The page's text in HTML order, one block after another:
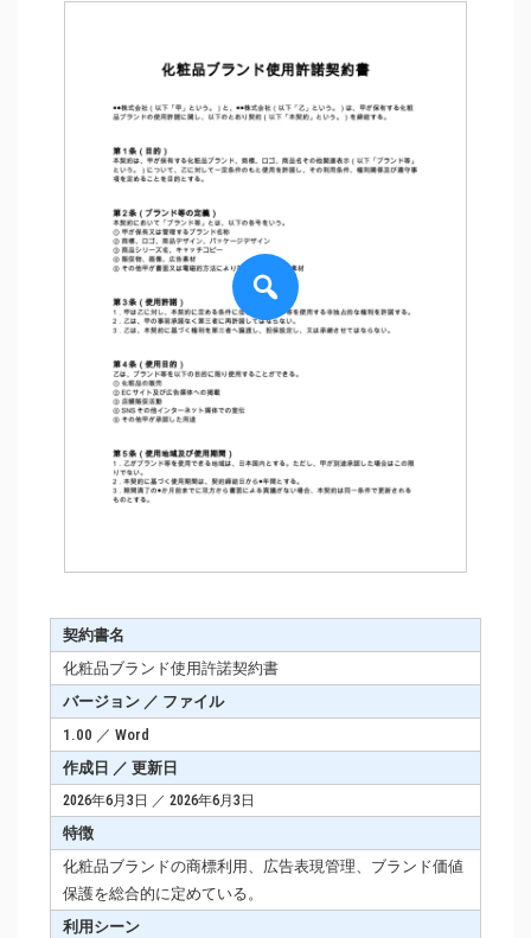
契約書名
化粧品ブランド使用許諾契約書
バージョン ／ ファイル
1.00 ／ Word
作成日 ／ 更新日
2026年6月3日 ／ 2026年6月3日
特徴
化粧品ブランドの商標利用、広告表現管理、ブランド価値
保護を総合的に定めている。
利用シーン